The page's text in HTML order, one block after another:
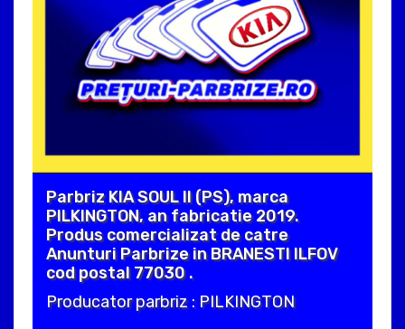
Parbriz KIA SOUL II (PS), marca
PILKINGTON, an fabricatie 2019.
Produs comercializat de catre
Anunturi Parbrize in BRANESTI ILFOV
cod postal 77030 .
Producator parbriz : PILKINGTON